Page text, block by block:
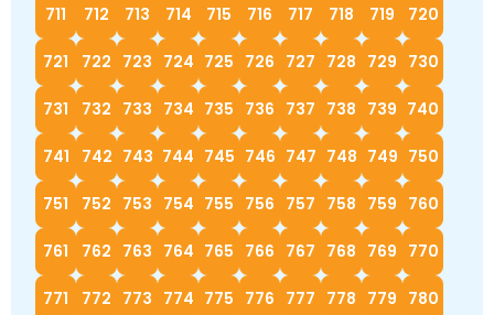
711 712 713 714 715 716 717 718 719 720
721 722 723 724 725 726 727 728 729 730
731 732 733 734 735 736 737 738 739 740
741 742 743 744 745 746 747 748 749 750
751 752 753 754 755 756 757 758 759 760
761 762 763 764 765 766 767 768 769 770
771 772 773 774 775 776 777 778 779 780